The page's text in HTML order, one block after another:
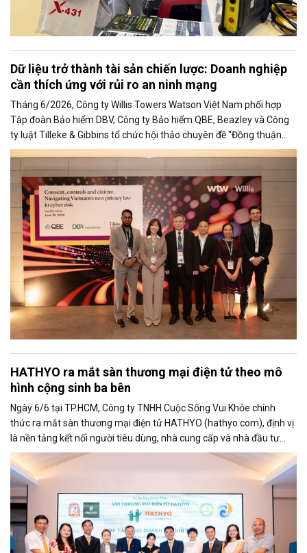
Dữ liệu trở thành tài sản chiến lược: Doanh nghiệp
cần thích ứng với rủi ro an ninh mạng
Tháng 6/2026, Công ty Willis Towers Watson Việt Nam phối hợp
Tập đoàn Bảo hiểm DBV, Công ty Bảo hiểm QBE, Beazley và Công
ty luật Tilleke & Gibbins tổ chức hội thảo chuyên đề "Đồng thuận
kiểm soát và Bồi thường trong quản trị rủi ro an ninh mạng".
HATHYO ra mắt sàn thương mại điện tử theo mô
hình cộng sinh ba bên
Ngày 6/6 tại TP.HCM, Công ty TNHH Cuộc Sống Vui Khỏe chính
thức ra mắt sàn thương mại điện tử HATHYO (hathyo.com), định vị
là nền tảng kết nối người tiêu dùng, nhà cung cấp và nhà đầu tư
theo mô hình cộng sinh ba bên, hướng đến lĩnh vực hàng tiêu dùng
thiết yếu và sức khỏe cộng đồng.